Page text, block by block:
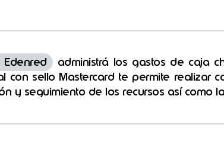
Edenred administrá los gastos de caja
con sello Mastercard te permite realizar
y seguimiento de los recursos así como